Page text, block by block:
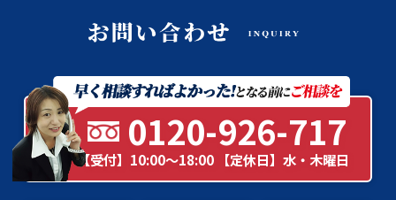
0120-926-717
【受付】10:00～18:00 【定休日】水・木曜日